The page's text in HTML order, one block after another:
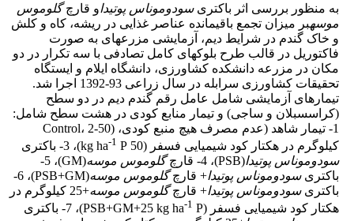
به منظور بررسی اثر باکتریسودوموناس پوتیداو قارچگلوموس
موسهبر میزان تجمع باقیمانده عناصر غذایی در ریشه، کاه و کلش
و خاک گندم در شرایط دیم، آزمایشی مزرعه­ای به صورت
فاکتوریل در قالب طرح بلوک­­های کامل تصادفی با سه تکرار در دو
مکان در مزرعه دانشکده کشاورزی، دانشگاه ایلام و ایستگاه
تحقیقات کشاورزی سرابله در سال زراعی 93-1392 اجرا شد.
تیمار­های آزمایشی شامل عامل رقم گندم دیم در دو سطح
(کراس­سبلان و ساجی) و تیمار منابع کودی در هشت سطح شامل:
1- تیمار شاهد (عدم مصرف هیچ منبع کودی، (Control، 2-50
کیلوگرم در هکتار کود شیمیایی فسفر (50 kg ha
-1 P)، 3- باکتری
سودوموناس پوتیدا(PSB)، 4- قارچ گلوموس موسه
(GM)، 5-
باکتریسودوموناس پوتیدا+ قارچگلوموس موسه
(PSB+GM)، 6-
باکتریسودوموناس پوتیدا+ قارچگلوموس موسه
+25 کیلوگرم در
هکتار کود شیمیایی فسفر (PSB+GM+25 kg ha
-1 P)، 7- باکتری